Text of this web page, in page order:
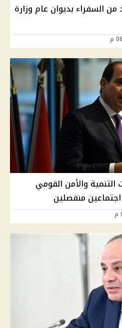
السفراء بديوان عام وزارة
والأمن القومي
منفصلين